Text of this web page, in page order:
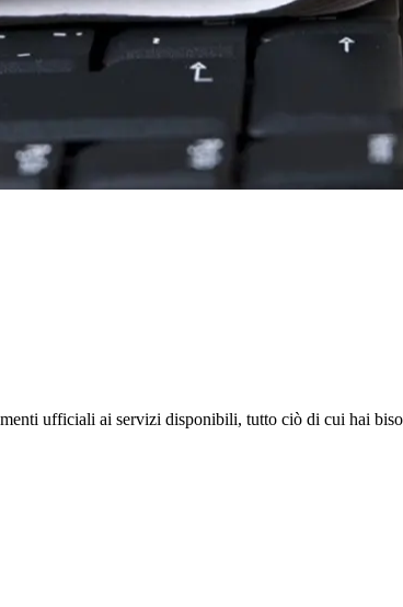
ufficiali ai servizi disponibili, tutto ciò di cui hai